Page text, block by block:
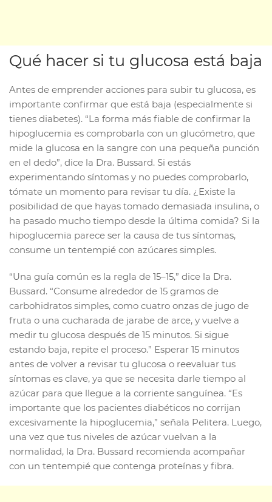
Qué hacer si tu glucosa está baja
Antes de emprender acciones para subir tu glucosa, es
importante confirmar que está baja (especialmente si
tienes diabetes). “La forma más fiable de confirmar la
hipoglucemia es comprobarla con un glucómetro, que
mide la glucosa en la sangre con una pequeña punción
en el dedo”, dice la Dra. Bussard. Si estás
experimentando síntomas y no puedes comprobarlo,
tómate un momento para revisar tu día. ¿Existe la
posibilidad de que hayas tomado demasiada insulina, o
ha pasado mucho tiempo desde la última comida? Si la
hipoglucemia parece ser la causa de tus síntomas,
consume un tentempié con azúcares simples.
“Una guía común es la regla de 15–15,” dice la Dra.
Bussard. “Consume alrededor de 15 gramos de
carbohidratos simples, como cuatro onzas de jugo de
fruta o una cucharada de jarabe de arce, y vuelve a
medir tu glucosa después de 15 minutos. Si sigue
estando baja, repite el proceso.” Esperar 15 minutos
antes de volver a revisar tu glucosa o reevaluar tus
síntomas es clave, ya que se necesita darle tiempo al
azúcar para que llegue a la corriente sanguínea. “Es
importante que los pacientes diabéticos no corrijan
excesivamente la hipoglucemia,” señala Pelitera. Luego,
una vez que tus niveles de azúcar vuelvan a la
normalidad, la Dra. Bussard recomienda acompañar
con un tentempié que contenga proteínas y fibra.